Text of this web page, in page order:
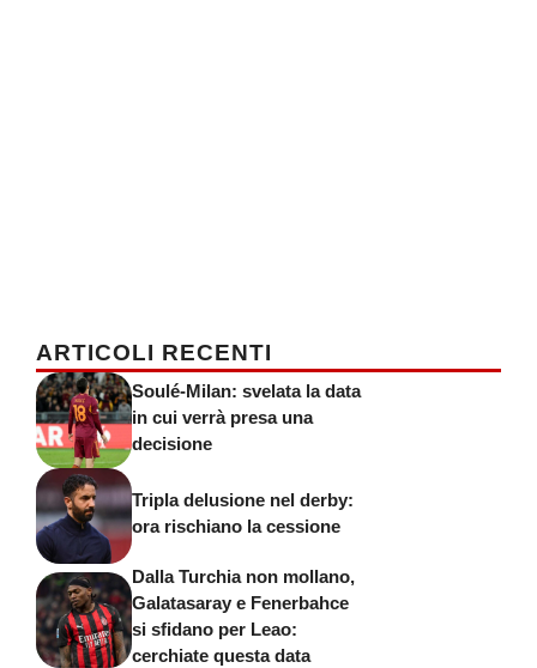
ARTICOLI RECENTI
Soulé-Milan: svelata la data
in cui verrà presa una
decisione
Tripla delusione nel derby:
ora rischiano la cessione
Dalla Turchia non mollano,
Galatasaray e Fenerbahce
si sfidano per Leao:
cerchiate questa data